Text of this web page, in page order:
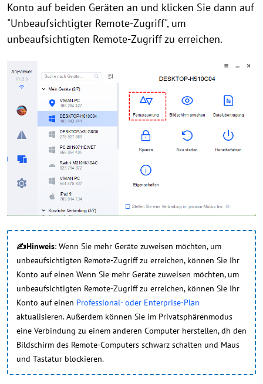
Konto auf beiden Geräten an und klicken Sie dann auf
"Unbeaufsichtigter Remote-Zugriff", um
unbeaufsichtigten Remote-Zugriff zu erreichen.
✍Hinweis: Wenn Sie mehr Geräte zuweisen möchten, um
unbeaufsichtigten Remote-Zugriff zu erreichen, können Sie Ihr
Konto auf einen Wenn Sie mehr Geräte zuweisen möchten, um
unbeaufsichtigten Remote-Zugriff zu erreichen, können Sie Ihr
Konto auf einen Professional- oder Enterprise-Plan
aktualisieren. Außerdem können Sie im Privatsphärenmodus
eine Verbindung zu einem anderen Computer herstellen, dh den
Bildschirm des Remote-Computers schwarz schalten und Maus
und Tastatur blockieren.